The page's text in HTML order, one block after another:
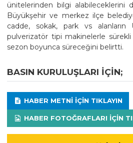
ünitelerinden bilgi alabileceklerini
Büyükşehir ve merkez ilçe
cadde, sokak, park vs alanların
pulverizatör tipi makinelerle sürekli
sezon boyunca süreceğini belirtti.
BASIN KURULUŞLARI IÇIN;
HABER METNI IÇIN TIKLAYIN
HABER FOTOĞRAFLARI IÇIN